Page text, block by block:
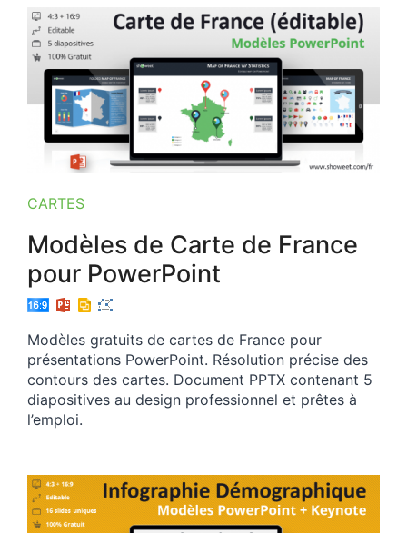
CARTES
Modèles de Carte de France
pour PowerPoint
Modèles gratuits de cartes de France pour
présentations PowerPoint. Résolution précise des
contours des cartes. Document PPTX contenant 5
diapositives au design professionnel et prêtes à
l’emploi.